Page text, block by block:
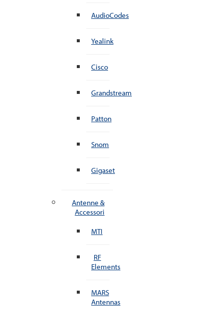
AudioCodes
Yealink
Cisco
Grandstream
Patton
Snom
Gigaset
Antenne &
Accessori
MTI
RF
Elements
MARS
Antennas